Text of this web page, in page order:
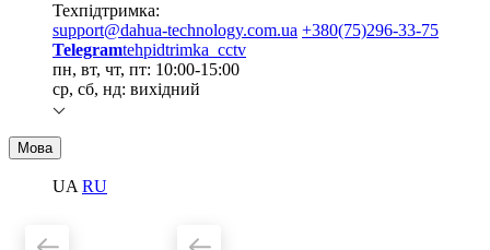
Техпідтримка:
support@dahua-technology.com.ua +380(75)296-33-75
Telegramtehpidtrimka_cctv
пн, вт, чт, пт: 10:00-15:00
ср, сб, нд: вихідний
Мова
UA RU